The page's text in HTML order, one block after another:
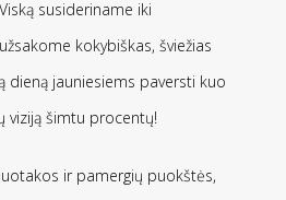
susideriname iki
kokybiškas, šviežias
dieną jauniesiems paversti kuo
viziją šimtu procentų!
ir pamergių puokštės,